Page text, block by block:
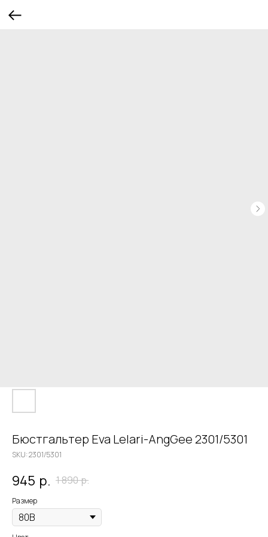
Бюстгальтер Eva Lelari-AngGee 2301/5301
SKU:2301/5301
945 р. 1 890р.
Размер